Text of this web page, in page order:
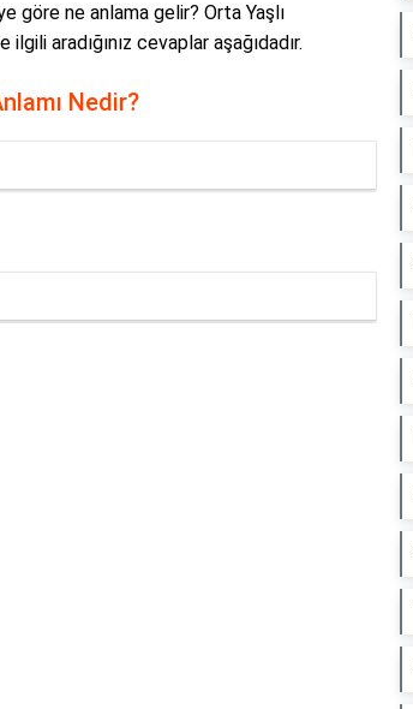
göre ne anlama gelir? Orta Yaşlı
aradığınız cevaplar aşağıdadır.
Nedir?